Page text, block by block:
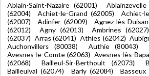
Ablain-Saint-Nazaire (62001)
(62004) Achiet-le-Grand (62005) Achiet-
(62007) Adinfer (62009) Agnez-lès-
(62012) Agny (62013) Ambrines
(62037) Arras (62041) Athies (62042)
Auchonvillers (80038) Authie (80043)
Avesnes-le-Comte (62063) Avesnes-lès-
(62068) Bailleul-Sir-Berthoult (62073)
Bailleulval (62074) Barly (62084)